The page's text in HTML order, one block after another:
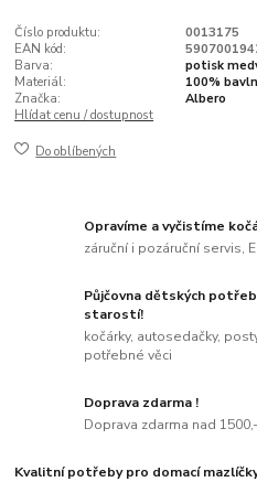
Číslo produktu:
0013175
EAN kód:
Barva:
potisk
Materiál:
100%
Značka:
Albero
Hlídat cenu / dostupnost
Do oblíbených
Opravíme a vyčistíme
záruční i pozáruční servis,
Půjčovna dětských
starostí!
kočárky, autosedačky,
potřebné věci
Doprava zdarma !
Doprava zdarma nad
Kvalitní potřeby pro domací